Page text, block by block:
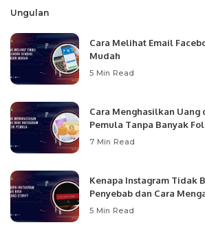
Ungulan
Cara Melihat Email
Mudah
5 Min Read
Cara Menghasilkan
Pemula Tanpa Banyak
7 Min Read
Kenapa Instagram Tidak
Penyebab dan Cara
5 Min Read